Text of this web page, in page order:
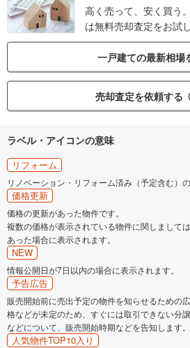
高く売って、安く買う
は無料売却査定をお試
一戸建ての最新相場
売却査定を依頼する
ラベル・アイコンの意味
リフォーム
リノベーション・リフォーム済み（予定含む）
価格更新
価格の更新があった物件です。
複数の価格が表示されている物件に関しまして
あった場合に表示されます。
NEW
情報公開日が7日以内の場合に表示されます。
予告広告
販売開始前に売出予定の物件を知らせるための
格などが未定のため、すぐには取引できない分
などについて、販売開始時期などを告知します。
人気物件TOP10入り